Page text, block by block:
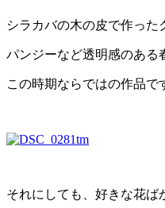
シラカバの木の皮で作った
パンジーなど透明感のある
この時期ならではの作品で
それにしても、好きな花ば